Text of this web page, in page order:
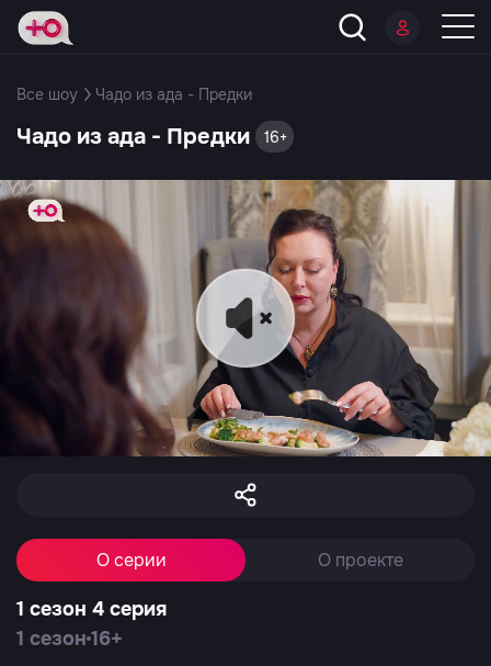
Все шоу Чадо из ада - Предки
Чадо из ада - Предки 16+
О серии О проекте
1 сезон 4 серия
1 сезон 16+